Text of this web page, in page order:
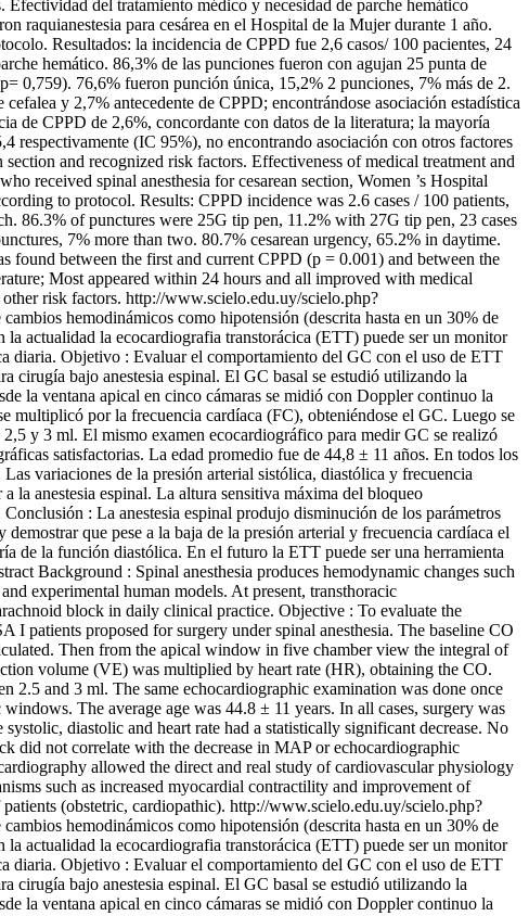
del tratamiento médico y necesidad de parche hemático
raquianestesia para cesárea en el Hospital de la Mujer durante 1 año.
Resultados: la incidencia de CPPD fue 2,6 casos/ 100 pacientes, 24
hemático. 86,3% de las punciones fueron con agujan 25 punta de
0,759). 76,6% fueron punción única, 15,2% 2 punciones, 7% más de 2.
y 2,7% antecedente de CPPD; encontrándose asociación estadística
de CPPD de 2,6%, concordante con datos de la literatura; la mayoría
respectivamente (IC 95%), no encontrando asociación con otros factores
and recognized risk factors. Effectiveness of medical treatment and
received spinal anesthesia for cesarean section, Women ’s Hospital
to protocol. Results: CPPD incidence was 2.6 cases / 100 patients,
86.3% of punctures were 25G tip pen, 11.2% with 27G tip pen, 23 cases
7% more than two. 80.7% cesarean urgency, 65.2% in daytime.
found between the first and current CPPD (p = 0.001) and between the
Most appeared within 24 hours and all improved with medical
risk factors. http://www.scielo.edu.uy/scielo.php?
hemodinámicos como hipotensión (descrita hasta en un 30% de
actualidad la ecocardiografia transtorácica (ETT) puede ser un monitor
diaria. Objetivo : Evaluar el comportamiento del GC con el uso de ETT
cirugía bajo anestesia espinal. El GC basal se estudió utilizando la
la ventana apical en cinco cámaras se midió con Doppler continuo la
por la frecuencia cardíaca (FC), obteniéndose el GC. Luego se
y 3 ml. El mismo examen ecocardiográfico para medir GC se realizó
satisfactorias. La edad promedio fue de 44,8 ± 11 años. En todos los
variaciones de la presión arterial sistólica, diastólica y frecuencia
la anestesia espinal. La altura sensitiva máxima del bloqueo
: La anestesia espinal produjo disminución de los parámetros
que pese a la baja de la presión arterial y frecuencia cardíaca el
de la función diastólica. En el futuro la ETT puede ser una herramienta
Background : Spinal anesthesia produces hemodynamic changes such
experimental human models. At present, transthoracic
block in daily clinical practice. Objective : To evaluate the
patients proposed for surgery under spinal anesthesia. The baseline CO
Then from the apical window in five chamber view the integral of
volume (VE) was multiplied by heart rate (HR), obtaining the CO.
2.5 and 3 ml. The same echocardiographic examination was done once
The average age was 44.8 ± 11 years. In all cases, surgery was
diastolic and heart rate had a statistically significant decrease. No
did not correlate with the decrease in MAP or echocardiographic
allowed the direct and real study of cardiovascular physiology
such as increased myocardial contractility and improvement of
(obstetric, cardiopathic). http://www.scielo.edu.uy/scielo.php?
hemodinámicos como hipotensión (descrita hasta en un 30% de
actualidad la ecocardiografia transtorácica (ETT) puede ser un monitor
diaria. Objetivo : Evaluar el comportamiento del GC con el uso de ETT
cirugía bajo anestesia espinal. El GC basal se estudió utilizando la
la ventana apical en cinco cámaras se midió con Doppler continuo la